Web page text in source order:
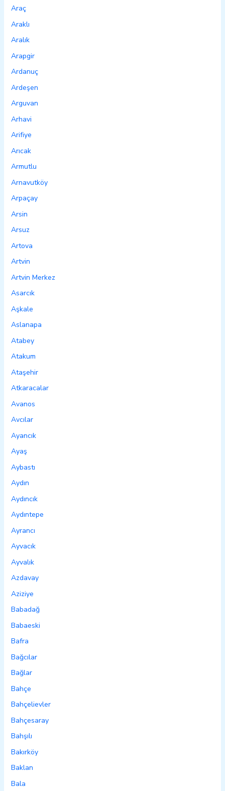
Araç
Araklı
Aralık
Arapgir
Ardanuç
Ardeşen
Arguvan
Arhavi
Arifiye
Arıcak
Armutlu
Arnavutköy
Arpaçay
Arsin
Arsuz
Artova
Artvin
Artvin Merkez
Asarcık
Aşkale
Aslanapa
Atabey
Atakum
Ataşehir
Atkaracalar
Avanos
Avcılar
Ayancık
Ayaş
Aybastı
Aydın
Aydıncık
Aydıntepe
Ayrancı
Ayvacık
Ayvalık
Azdavay
Aziziye
Babadağ
Babaeski
Bafra
Bağcılar
Bağlar
Bahçe
Bahçelievler
Bahçesaray
Bahşılı
Bakırköy
Baklan
Bala